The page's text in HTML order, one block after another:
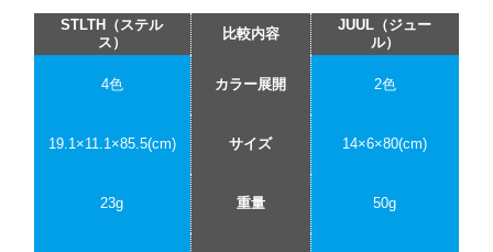
STLTH（ステル
ス）
比較内容
JUUL（ジュー
ル）
4色 カラー展開 2色
19.1×11.1×85.5(cm) サイズ 14×6×80(cm)
23g 重量 50g